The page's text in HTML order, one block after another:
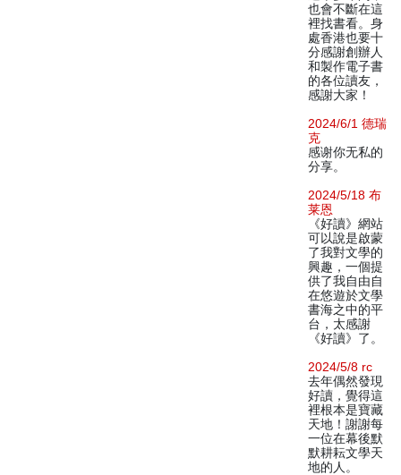
也會不斷在這
裡找書看。身
處香港也要十
分感謝創辦人
和製作電子書
的各位讀友，
感謝大家！
2024/6/1 德瑞
克
感谢你无私的
分享。
2024/5/18 布
莱恩
《好讀》網站
可以說是啟蒙
了我對文學的
興趣，一個提
供了我自由自
在悠遊於文學
書海之中的平
台，太感謝
《好讀》了。
2024/5/8 rc
去年偶然發現
好讀，覺得這
裡根本是寶藏
天地！謝謝每
一位在幕後默
默耕耘文學天
地的人。